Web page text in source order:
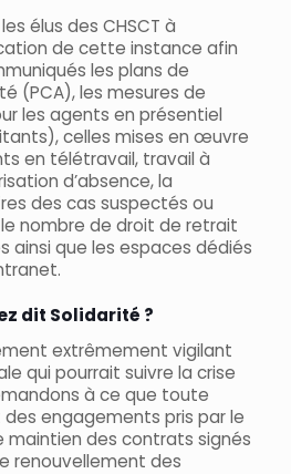
élus des CHSCT à
de cette instance afin
les plans de
(PCA), les mesures de
les agents en présentiel
celles mises en œuvre
en télétravail, travail à
d’absence, la
des cas suspectés ou
nombre de droit de retrait
ainsi que les espaces dédiés
dit Solidarité ?
extrêmement vigilant
qui pourrait suivre la crise
à ce que toute
engagements pris par le
maintien des contrats signés
renouvellement des